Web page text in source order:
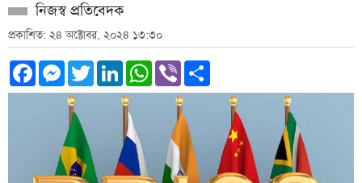
নিজস্ব প্রতিবেদক
প্রকাশিত: ২৪ অক্টোবর, ২০২৪ ১৩:৩০
Facebook
Messenger
TwitterLinkedInWhatsApp
Viber